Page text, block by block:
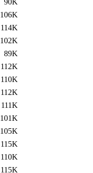
90K
106K
114K
102K
89K
112K
110K
112K
111K
101K
105K
115K
110K
115K